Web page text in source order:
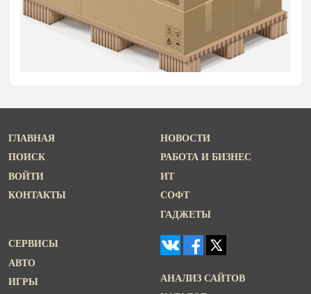
ГЛАВНАЯ
ПОИСК
ВОЙТИ
КОНТАКТЫ
НОВОСТИ
РАБОТА И БИЗНЕС
ИТ
СОФТ
ГАДЖЕТЫ
СЕРВИСЫ
АВТО
ИГРЫ
АНАЛИЗ САЙТОВ